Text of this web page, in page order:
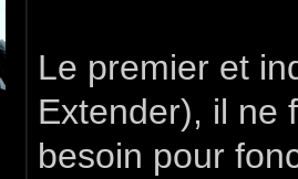
Le premier et
Extender), il ne
besoin pour